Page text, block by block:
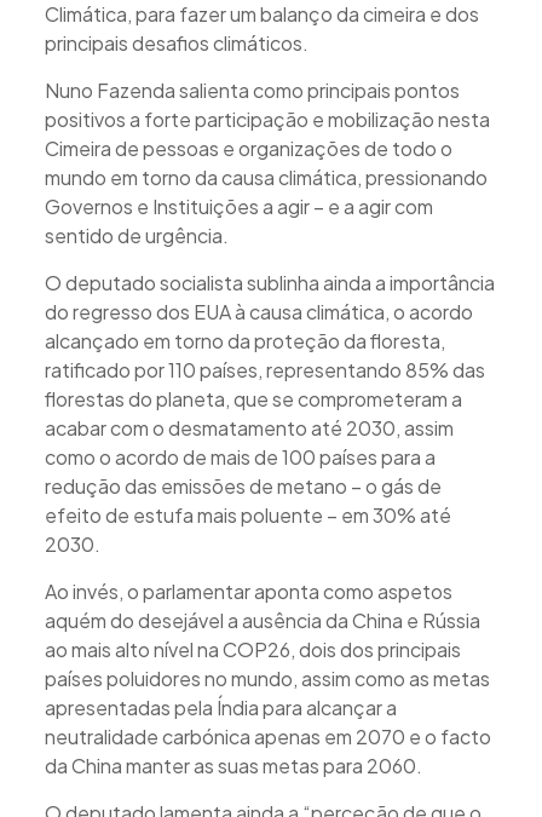
Climática, para fazer um balanço da cimeira e dos
principais desafios climáticos.
Nuno Fazenda salienta como principais pontos
positivos a forte participação e mobilização nesta
Cimeira de pessoas e organizações de todo o
mundo em torno da causa climática, pressionando
Governos e Instituições a agir – e a agir com
sentido de urgência.
O deputado socialista sublinha ainda a importância
do regresso dos EUA à causa climática, o acordo
alcançado em torno da proteção da floresta,
ratificado por 110 países, representando 85% das
florestas do planeta, que se comprometeram a
acabar com o desmatamento até 2030, assim
como o acordo de mais de 100 países para a
redução das emissões de metano – o gás de
efeito de estufa mais poluente – em 30% até
2030.
Ao invés, o parlamentar aponta como aspetos
aquém do desejável a ausência da China e Rússia
ao mais alto nível na COP26, dois dos principais
países poluidores no mundo, assim como as metas
apresentadas pela Índia para alcançar a
neutralidade carbónica apenas em 2070 e o facto
da China manter as suas metas para 2060.